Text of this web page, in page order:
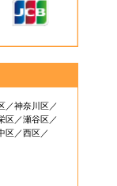
神奈川区
区
瀬谷区
区
西区